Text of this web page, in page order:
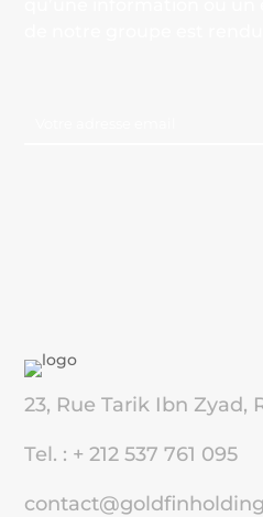
23, Rue Tarik Ibn Zyad,
Tel. : + 212 537 761 095